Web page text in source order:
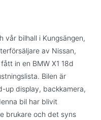
vår bilhall i Kungsängen,
av Nissan,
in en BMW X1 18d
Bilen är
up display, backkamera,
bil har blivit
brukare och det syns